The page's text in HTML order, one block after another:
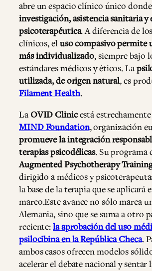
abre un espacio clínico único
investigación, asistencia sanitaria y
psicoterapéutica. A diferencia de
clínicos, eluso compasivo permite
más individualizado, siempre bajo
estándares médicos y éticos. La
utilizada, de origen natural, es
Filament Health.
La OVID Clinicestá
MIND Foundation, organización
promueve la integración
terapias psicodélicas. Su programa
Augmented Psychotherapy
dirigido a médicos y
la base de la terapia que se aplicará
marco.Este avance no sólo marca
Alemania, sino que se suma a otro
reciente:la aprobación del uso
psilocibina en la República Checa.
ambos casos ofrecen modelos
acelerar el debate nacional y sentar